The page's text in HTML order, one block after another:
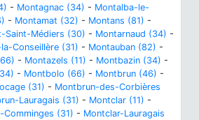
- Montagnac (34) - Montalba-le-
- Montamat (32) - Montans (81) -
Saint-Médiers (30) - Montarnaud (34) -
Conseillère (31) - Montauban (82) -
- Montazels (11) - Montbazin (34) -
- Montbolo (66) - Montbrun (46) -
(31) - Montbrun-des-Corbières
Lauragais (31) - Montclar (11) -
Comminges (31) - Montclar-Lauragais